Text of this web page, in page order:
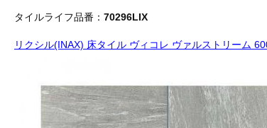
タイルライフ品番： 70296LIX
リクシル(INAX) 床タイル ヴィコレ ヴァルストリーム